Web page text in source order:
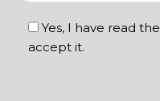
Yes, I have read the
accept it.